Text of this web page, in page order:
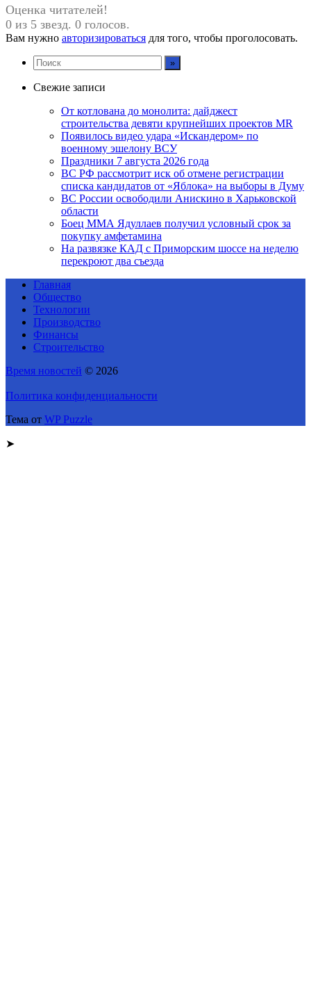
Оценка читателей!
0 из 5 звезд. 0 голосов.
Вам нужно авторизироваться для того, чтобы проголосовать.
Свежие записи
От котлована до монолита: дайджест
строительства девяти крупнейших проектов MR
Появилось видео удара «Искандером» по
военному эшелону ВСУ
Праздники 7 августа 2026 года
ВС РФ рассмотрит иск об отмене регистрации
списка кандидатов от «Яблока» на выборы в Думу
ВС России освободили Анискино в Харьковской
области
Боец ММА Ядуллаев получил условный срок за
покупку амфетамина
На развязке КАД с Приморским шоссе на неделю
перекроют два съезда
Главная
Общество
Технологии
Производство
Финансы
Строительство
Время новостей © 2026
Политика конфиденциальности
Тема от WP Puzzle
➤